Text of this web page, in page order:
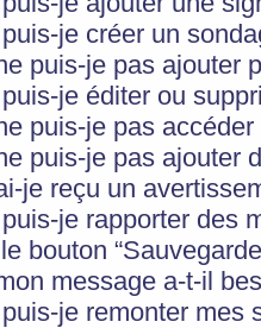
je créer un
puis-je pas ajouter
je éditer ou
puis-je pas
puis-je pas ajouter
je reçu un
je rapporter des
bouton
message a-t-il
je remonter mes